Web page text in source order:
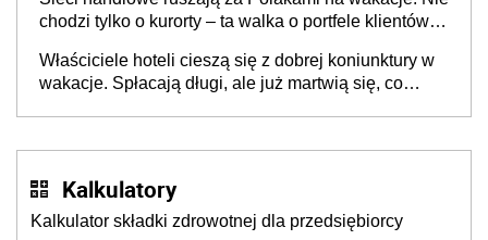
chodzi tylko o kurorty – ta walka o portfele klientów
cichu
Właściciele hoteli cieszą się z dobrej koniunktury w
wakacje. Spłacają długi, ale już martwią się, co
Kalkulatory
Kalkulator składki zdrowotnej dla przedsiębiorcy